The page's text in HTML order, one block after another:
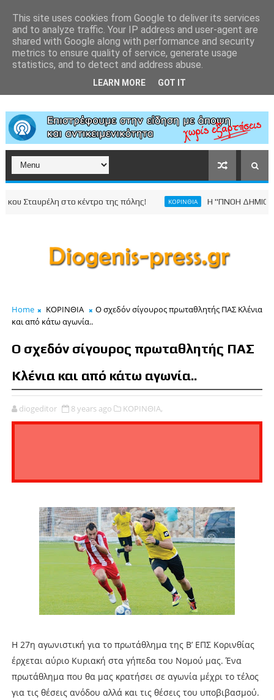
Σταυρέλη στο κέντρο της πόλης! ΚΟΡΙΝΘΙΑ Η "ΠΝΟΗ
Home ΚΟΡΙΝΘΙΑ
Ο σχεδόν σίγουρος πρωταθλητής ΠΑΣ Κλένια
και από κάτω αγωνία..
Ο σχεδόν σίγουρος πρωταθλητής ΠΑΣ
Κλένια και από κάτω αγωνία..
diogeditor 8 years ago ΚΟΡΙΝΘΙΑ,
Η 27η αγωνιστική για το πρωτάθλημα της Β’ ΕΠΣ Κορινθίας
έρχεται αύριο Κυριακή στα γήπεδα του Νομού μας. Ένα
πρωτάθλημα που θα μας κρατήσει σε αγωνία μέχρι το τέλος
για τις θέσεις ανόδου αλλά και τις θέσεις του υποβιβασμού.
This site uses cookies from Google to deliver its services
and to analyze traffic. Your IP address and user-agent are
shared with Google along with performance and security
metrics to ensure quality of service, generate usage
statistics, and to detect and address abuse.
LEARN MORE GOT IT